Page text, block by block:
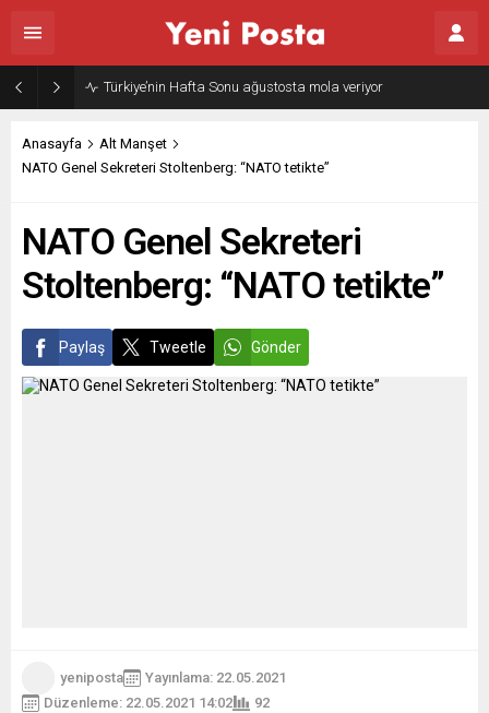
Türkiye’nin Hafta Sonu ağustosta mola veriyor
Anasayfa
Alt Manşet
NATO Genel Sekreteri Stoltenberg: “NATO tetikte”
NATO Genel Sekreteri
Stoltenberg: “NATO tetikte”
Paylaş Tweetle Gönder
yeniposta
Yayınlama: 22.05.2021
Düzenleme: 22.05.2021 14:02
92